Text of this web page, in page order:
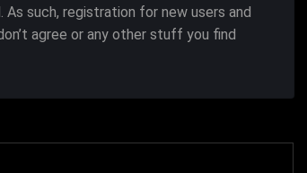
such, registration for new users and
agree or any other stuff you find